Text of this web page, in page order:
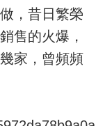
，昔日繁榮
售的火爆，
家，曾頻頻